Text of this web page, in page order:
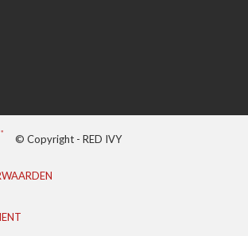
© Copyright - RED IVY